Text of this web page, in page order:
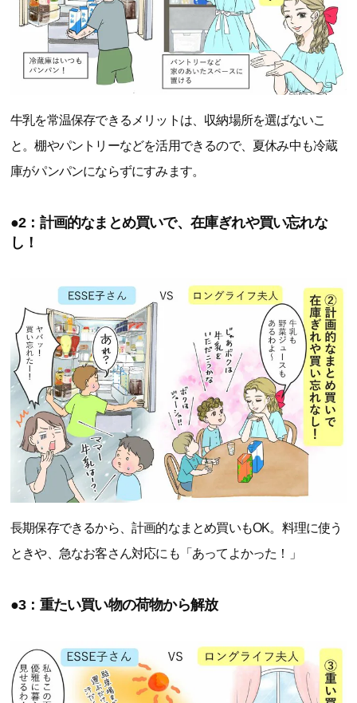
牛乳を常温保存できるメリットは、収納場所を選ばないこ
と。棚やパントリーなどを活用できるので、夏休み中も冷蔵
庫がパンパンにならずにすみます。
●2：計画的なまとめ買いで、在庫ぎれや買い忘れな
し！
長期保存できるから、計画的なまとめ買いもOK。料理に使う
ときや、急なお客さん対応にも「あってよかった！」
●3：重たい買い物の荷物から解放